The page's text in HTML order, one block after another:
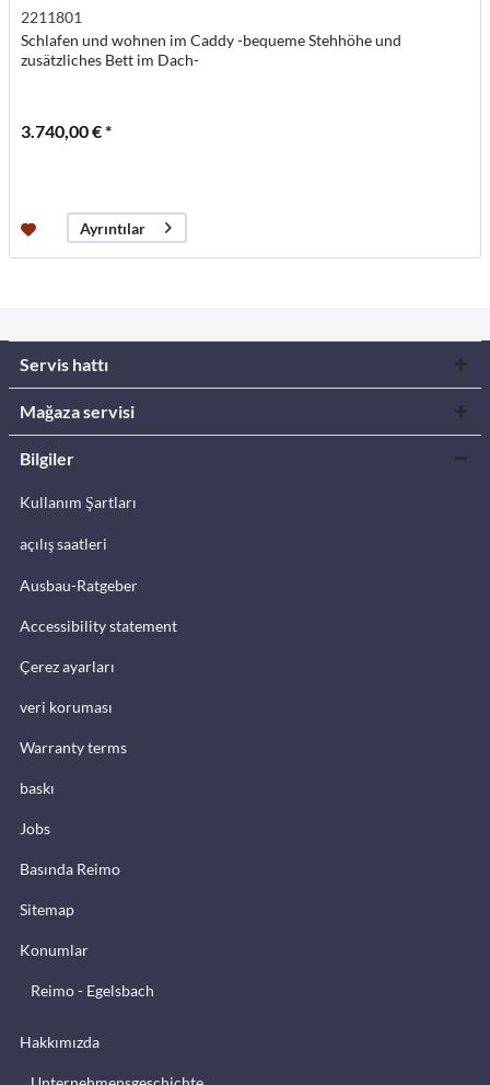
2211801
Schlafen und wohnen im Caddy -bequeme Stehhöhe und
zusätzliches Bett im Dach-
3.740,00 € *
Ayrıntılar
Servis hattı
Mağaza servisi
Bilgiler
Kullanım Şartları
açılış saatleri
Ausbau-Ratgeber
Accessibility statement
Çerez ayarları
veri koruması
Warranty terms
baskı
Jobs
Basında Reimo
Sitemap
Konumlar
Reimo - Egelsbach
Hakkımızda